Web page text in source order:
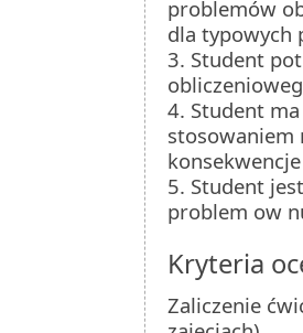
problemów
dla typowych
3. Student
4. Student
stosowaniem
5. Student
problem ow
Kryteria
Zaliczenie